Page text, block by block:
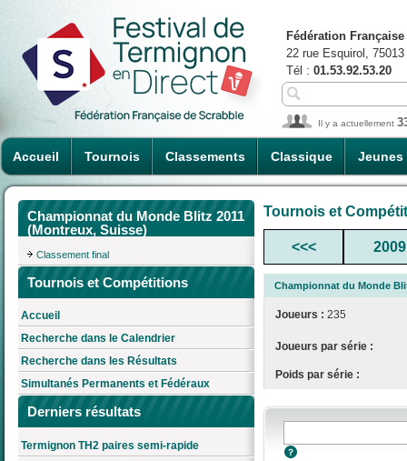
Accueil Tournois Classements Classique Jeunes
Fédération
22 rue Esquirol,
Tél : 01.53.92.53.20
Il y a actuellement
Championnat du Monde Blitz 2011
(Montreux, Suisse)
Classement final
Tournois et Compétitions
Accueil
Recherche dans le Calendrier
Recherche dans les Résultats
Simultanés Permanents et Fédéraux
Derniers résultats
Termignon TH2 paires semi-rapide
Tournois et
<<< 2009
Championnat du Monde
Joueurs : 235
Joueurs par série :
Poids par série :